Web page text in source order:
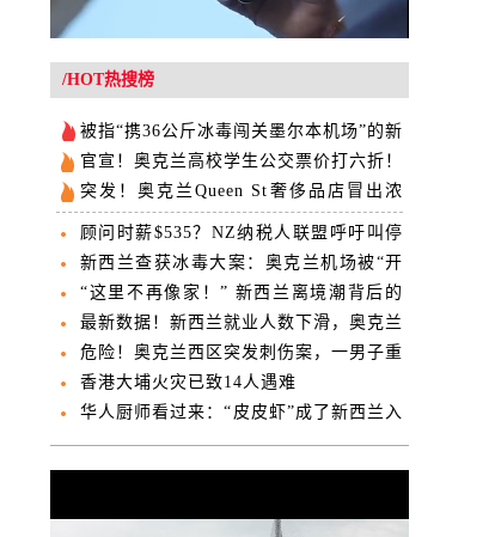
/HOT热搜榜
被指“携36公斤冰毒闯关墨尔本机场”的新
西兰女子身份曝光
官宣！奥克兰高校学生公交票价打六折！
两周后生效
突发！奥克兰Queen St奢侈品店冒出浓
烟！民众紧急撤离！
顾问时薪$535？NZ纳税人联盟呼吁叫停
公交“一卡通”项目
新西兰查获冰毒大案：奥克兰机场被“开
后门” 数十人被逮捕
“这里不再像家！” 新西兰离境潮背后的
辛酸
最新数据！新西兰就业人数下滑，奥克兰
就业减少近6000人！
危险！奥克兰西区突发刺伤案，一男子重
伤送医！嫌疑人被控重罪，今日出庭！
香港大埔火灾已致14人遇难
华人厨师看过来：“皮皮虾”成了新西兰入
侵物种…